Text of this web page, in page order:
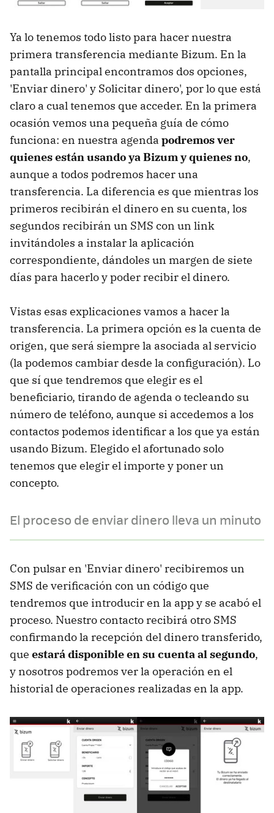
Ya lo tenemos todo listo para hacer nuestra
primera transferencia mediante Bizum. En la
pantalla principal encontramos dos opciones,
'Enviar dinero' y Solicitar dinero', por lo que está
claro a cual tenemos que acceder. En la primera
ocasión vemos una pequeña guía de cómo
funciona: en nuestra agenda podremos ver
quienes están usando ya Bizum y quienes no,
aunque a todos podremos hacer una
transferencia. La diferencia es que mientras los
primeros recibirán el dinero en su cuenta, los
segundos recibirán un SMS con un link
invitándoles a instalar la aplicación
correspondiente, dándoles un margen de siete
días para hacerlo y poder recibir el dinero.
Vistas esas explicaciones vamos a hacer la
transferencia. La primera opción es la cuenta de
origen, que será siempre la asociada al servicio
(la podemos cambiar desde la configuración). Lo
que sí que tendremos que elegir es el
beneficiario, tirando de agenda o tecleando su
número de teléfono, aunque si accedemos a los
contactos podemos identificar a los que ya están
usando Bizum. Elegido el afortunado solo
tenemos que elegir el importe y poner un
concepto.
El proceso de enviar dinero lleva un minuto
Con pulsar en 'Enviar dinero' recibiremos un
SMS de verificación con un código que
tendremos que introducir en la app y se acabó el
proceso. Nuestro contacto recibirá otro SMS
confirmando la recepción del dinero transferido,
que estará disponible en su cuenta al segundo,
y nosotros podremos ver la operación en el
historial de operaciones realizadas en la app.